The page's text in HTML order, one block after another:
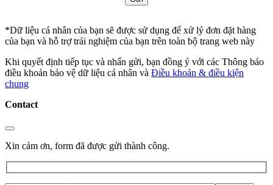
*Dữ liệu cá nhân của bạn sẽ được sử dụng để xử lý đơn đặt hàng
của bạn và hỗ trợ trải nghiệm của bạn trên toàn bộ trang web này
Khi quyết định tiếp tục và nhấn gửi, bạn đồng ý với các Thông báo
điều khoản bảo vệ dữ liệu cá nhân và Điều khoản & điều kiện
chung
Contact
Xin cảm ơn, form đã được gửi thành công.